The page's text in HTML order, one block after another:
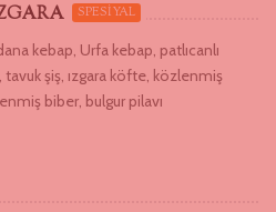
SPESİYAL
kebap, Urfa kebap, patlıcanlı
tavuk şiş, ızgara köfte, közlenmiş
biber, bulgur pilavı